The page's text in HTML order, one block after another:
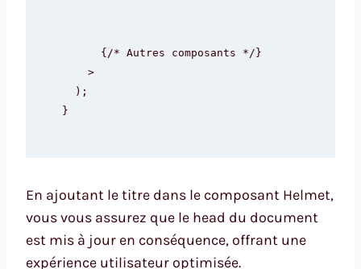
}
En ajoutant le titre dans le composant Helmet,
vous vous assurez que le head du document
est mis à jour en conséquence, offrant une
expérience utilisateur optimisée.